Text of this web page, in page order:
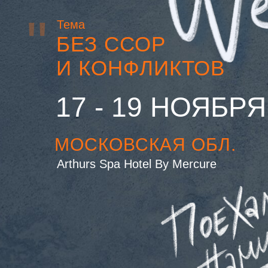
"
Arthurs Spa Hotel By Mercure
МОСКОВСКАЯ ОБЛ.
17 - 19 НОЯБРЯ
БЕЗ ССОР
И КОНФЛИКТОВ
Тема